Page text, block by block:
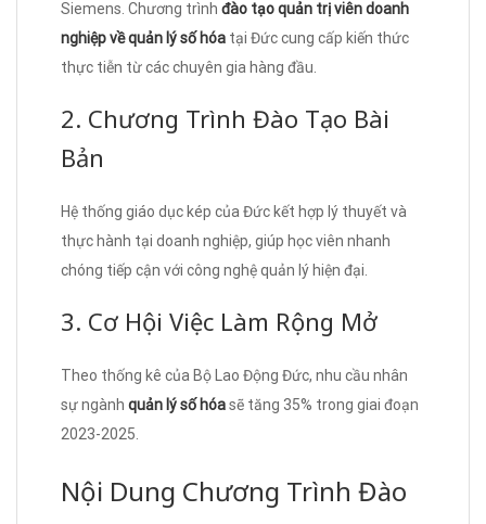
Siemens. Chương trình đào tạo quản trị viên doanh
nghiệp về quản lý số hóa tại Đức cung cấp kiến thức
thực tiễn từ các chuyên gia hàng đầu.
2. Chương Trình Đào Tạo Bài
Bản
Hệ thống giáo dục kép của Đức kết hợp lý thuyết và
thực hành tại doanh nghiệp, giúp học viên nhanh
chóng tiếp cận với công nghệ quản lý hiện đại.
3. Cơ Hội Việc Làm Rộng Mở
Theo thống kê của Bộ Lao Động Đức, nhu cầu nhân
sự ngành quản lý số hóasẽ tăng 35% trong giai đoạn
2023-2025.
Nội Dung Chương Trình Đào